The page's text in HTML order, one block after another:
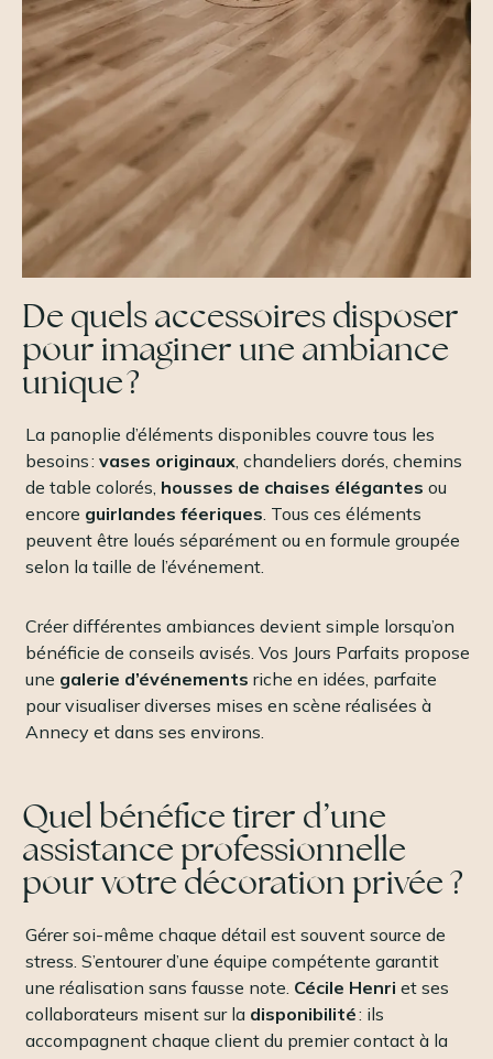
De quels accessoires disposer
pour imaginer une ambiance
unique ?
La panoplie d’éléments disponibles couvre tous les
besoins : vases originaux, chandeliers dorés, chemins
de table colorés, housses de chaises élégantes ou
encore guirlandes féeriques. Tous ces éléments
peuvent être loués séparément ou en formule groupée
selon la taille de l’événement.
Créer différentes ambiances devient simple lorsqu’on
bénéficie de conseils avisés. Vos Jours Parfaits propose
une galerie d’événements riche en idées, parfaite
pour visualiser diverses mises en scène réalisées à
Annecy et dans ses environs.
Quel bénéfice tirer d’une
assistance professionnelle
pour votre décoration privée ?
Gérer soi-même chaque détail est souvent source de
stress. S’entourer d’une équipe compétente garantit
une réalisation sans fausse note. Cécile Henri et ses
collaborateurs misent sur la disponibilité: ils
accompagnent chaque client du premier contact à la